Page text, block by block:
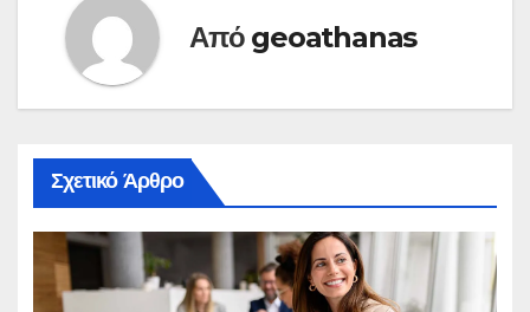
Από geoathanas
Σχετικό Άρθρο